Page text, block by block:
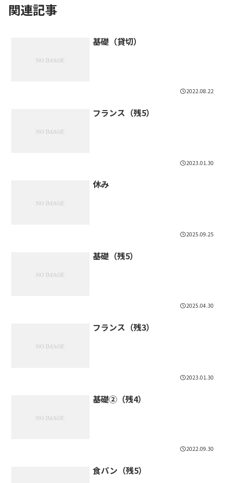
関連記事
基礎（貸切）
2022.08.22
フランス（残5）
2023.01.30
休み
2025.09.25
基礎（残5）
2025.04.30
フランス（残3）
2023.01.30
基礎②（残4）
2022.09.30
食パン（残5）